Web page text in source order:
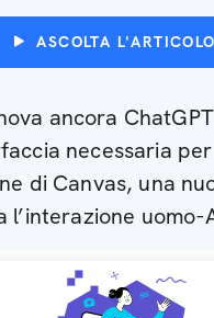
ASCOLTA L'ARTICOLO
ancora
necessaria per
di Canvas, una
l’interazione uomo-